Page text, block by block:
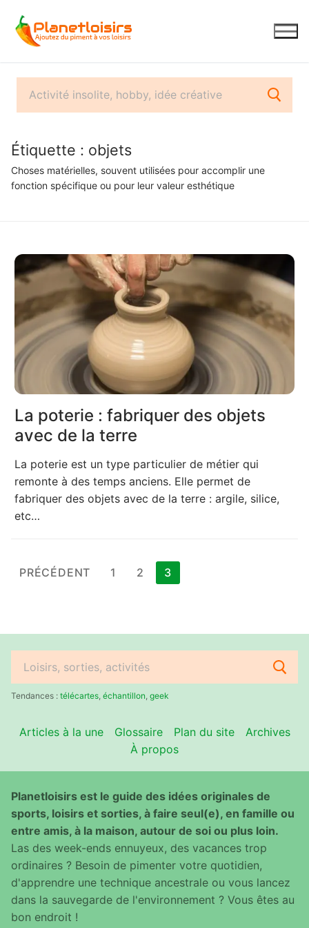
contenu
Étiquette : objets
Choses matérielles, souvent utilisées pour accomplir une
fonction spécifique ou pour leur valeur esthétique
La poterie : fabriquer des objets
avec de la terre
La poterie est un type particulier de métier qui
remonte à des temps anciens. Elle permet de
fabriquer des objets avec de la terre : argile, silice,
etc…
Pagination
PRÉCÉDENT 1 2 3
Rechercher
:Tendances : télécartes échantillon geek
Articles à la une Glossaire Plan du site
Archives
À propos
Planetloisirs est le guide des idées originales de
sports, loisirs et sorties, à faire seul(e), en famille ou
entre amis, à la maison, autour de soi ou plus loin.
Las des week-ends ennuyeux, des vacances trop
ordinaires ? Besoin de pimenter votre quotidien,
d'apprendre une technique ancestrale ou vous lancez
dans la sauvegarde de l'environnement ? Vous êtes au
bon endroit !